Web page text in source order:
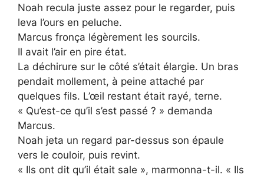
Noah recula juste assez pour le regarder, puis
leva l’ours en peluche.
Marcus fronça légèrement les sourcils.
Il avait l’air en pire état.
La déchirure sur le côté s’était élargie. Un bras
pendait mollement, à peine attaché par
quelques fils. L’œil restant était rayé, terne.
« Qu’est-ce qu’il s’est passé ? » demanda
Marcus.
Noah jeta un regard par-dessus son épaule
vers le couloir, puis revint.
« Ils ont dit qu’il était sale », marmonna-t-il. « Ils